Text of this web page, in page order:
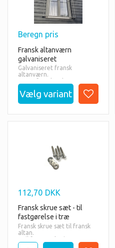
Beregn pris
Fransk altanværn
galvaniseret
Galvaniseret fransk
altanværn.
Dette franske altanværn er
til montering uden på væg.
BEREGN PRIS HERUNDER:
franske altan pulverlakeret.
2: Indtast mål (bredde) på
3: Tryk på lommeregneren
til højre for feltet og vi
beregner en pris til dig.
112,70 DKK
Fransk skrue sæt - til
fastgørelse i træ
Fransk skrue sæt til fransk
altan.
- Til fastgørelse i træ.
- Sæt af 4 stk.